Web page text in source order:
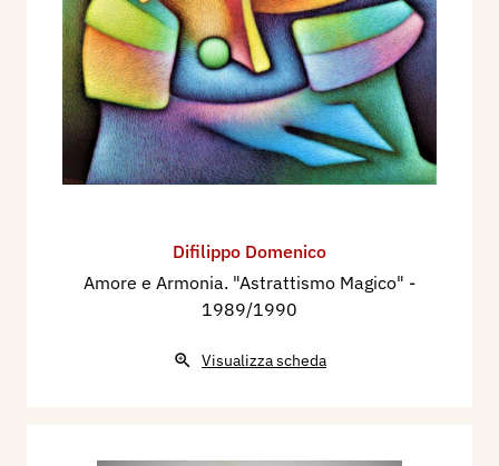
Difilippo Domenico
Amore e Armonia. "Astrattismo Magico" -
1989/1990
Visualizza scheda